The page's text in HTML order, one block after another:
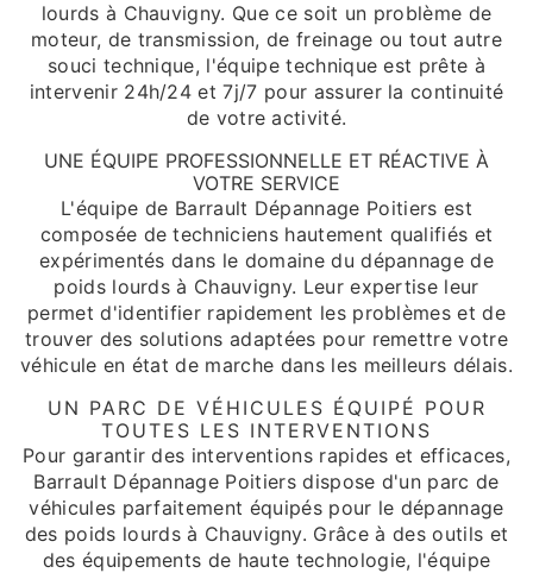
lourds à Chauvigny. Que ce soit un problème de
moteur, de transmission, de freinage ou tout autre
souci technique, l'équipe technique est prête à
intervenir 24h/24 et 7j/7 pour assurer la continuité
de votre activité.
UNE ÉQUIPE PROFESSIONNELLE ET RÉACTIVE À
VOTRE SERVICE
L'équipe de Barrault Dépannage Poitiers est
composée de techniciens hautement qualifiés et
expérimentés dans le domaine du dépannage de
poids lourds à Chauvigny. Leur expertise leur
permet d'identifier rapidement les problèmes et de
trouver des solutions adaptées pour remettre votre
véhicule en état de marche dans les meilleurs délais.
UN PARC DE VÉHICULES ÉQUIPÉ POUR
TOUTES LES INTERVENTIONS
Pour garantir des interventions rapides et efficaces,
Barrault Dépannage Poitiers dispose d'un parc de
véhicules parfaitement équipés pour le dépannage
des poids lourds à Chauvigny. Grâce à des outils et
des équipements de haute technologie, l'équipe